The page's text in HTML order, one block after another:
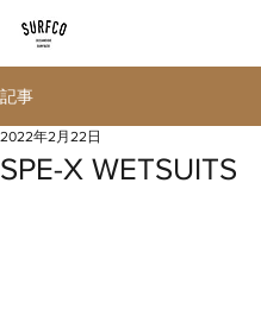
記事
SPE-X WETSUITS
2022年2月22日